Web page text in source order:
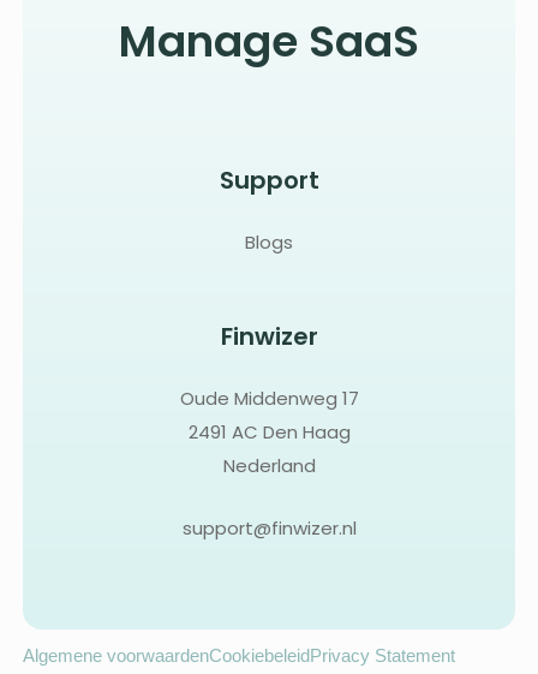
Manage SaaS
Support
Blogs
Finwizer
Oude Middenweg 17
2491 AC Den Haag
Nederland
support@finwizer.nl
Algemene voorwaardenCookiebeleidPrivacy Statement